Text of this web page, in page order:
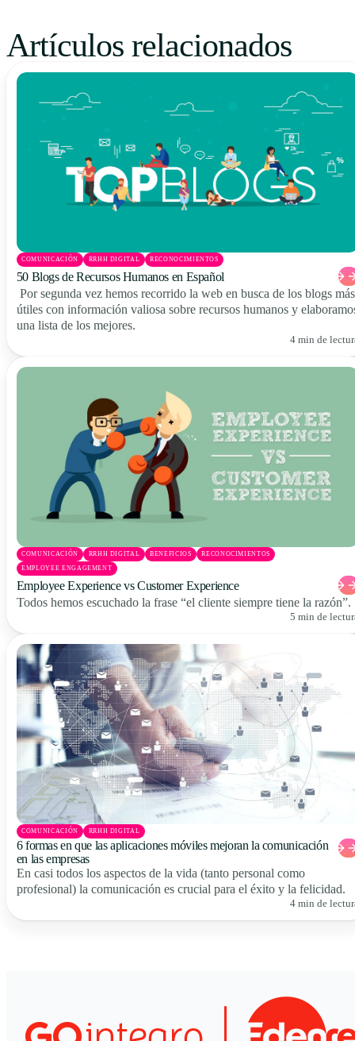
Artículos relacionados
COMUNICACIÓN RRHH DIGITAL RECONOCIMIENTOS
50 Blogs de Recursos Humanos en Español
Por segunda vez hemos recorrido la web en busca de los blogs más
útiles con información valiosa sobre recursos humanos y
una lista de los mejores.
4 min de
COMUNICACIÓN RRHH DIGITAL BENEFICIOS RECONOCIMIENTOS
EMPLOYEE ENGAGEMENT
Employee Experience vs Customer Experience
Todos hemos escuchado la frase “el cliente siempre tiene la razón”.
5 min de
COMUNICACIÓN RRHH DIGITAL
6 formas en que las aplicaciones móviles mejoran la comunicación
en las empresas
En casi todos los aspectos de la vida (tanto personal como
profesional) la comunicación es crucial para el éxito y la felicidad.
4 min de